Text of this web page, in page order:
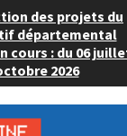
des projets du
départemental
cours : du 06
2026